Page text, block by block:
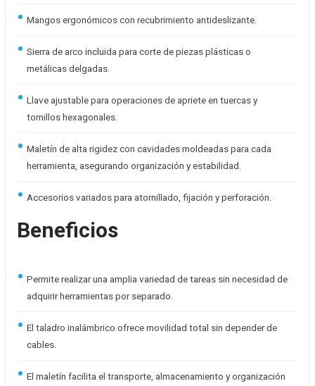
Mangos ergonómicos con recubrimiento antideslizante.
Sierra de arco incluida para corte de piezas plásticas o
metálicas delgadas.
Llave ajustable para operaciones de apriete en tuercas y
tornillos hexagonales.
Maletín de alta rigidez con cavidades moldeadas para cada
herramienta, asegurando organización y estabilidad.
Accesorios variados para atornillado, fijación y perforación.
Beneficios
Permite realizar una amplia variedad de tareas sin necesidad de
adquirir herramientas por separado.
El taladro inalámbrico ofrece movilidad total sin depender de
cables.
El maletín facilita el transporte, almacenamiento y organización